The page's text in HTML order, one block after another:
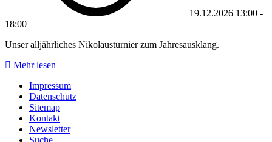
19.12.2026 13:00 -
18:00
Unser alljährliches Nikolausturnier zum Jahresausklang.
Mehr lesen
Impressum
Datenschutz
Sitemap
Kontakt
Newsletter
Suche